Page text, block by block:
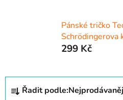
Pánské tričko
Schrödingerova
299 Kč
Ř
Řadit podle: